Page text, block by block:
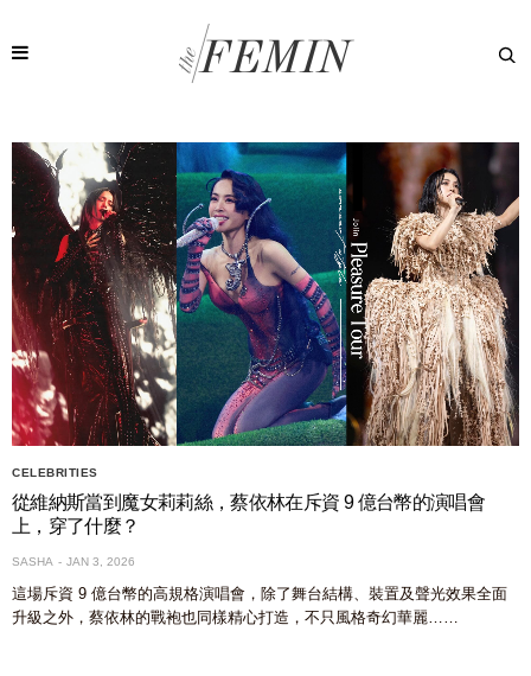
CELEBRITIES
從維納斯當到魔女莉莉絲，蔡依林在斥資 9 億台幣的演唱會
上，穿了什麼？
SASHA JAN 3, 2026
這場斥資 9 億台幣的高規格演唱會，除了舞台結構、裝置及聲光效果全面
升級之外，蔡依林的戰袍也同樣精心打造，不只風格奇幻華麗……